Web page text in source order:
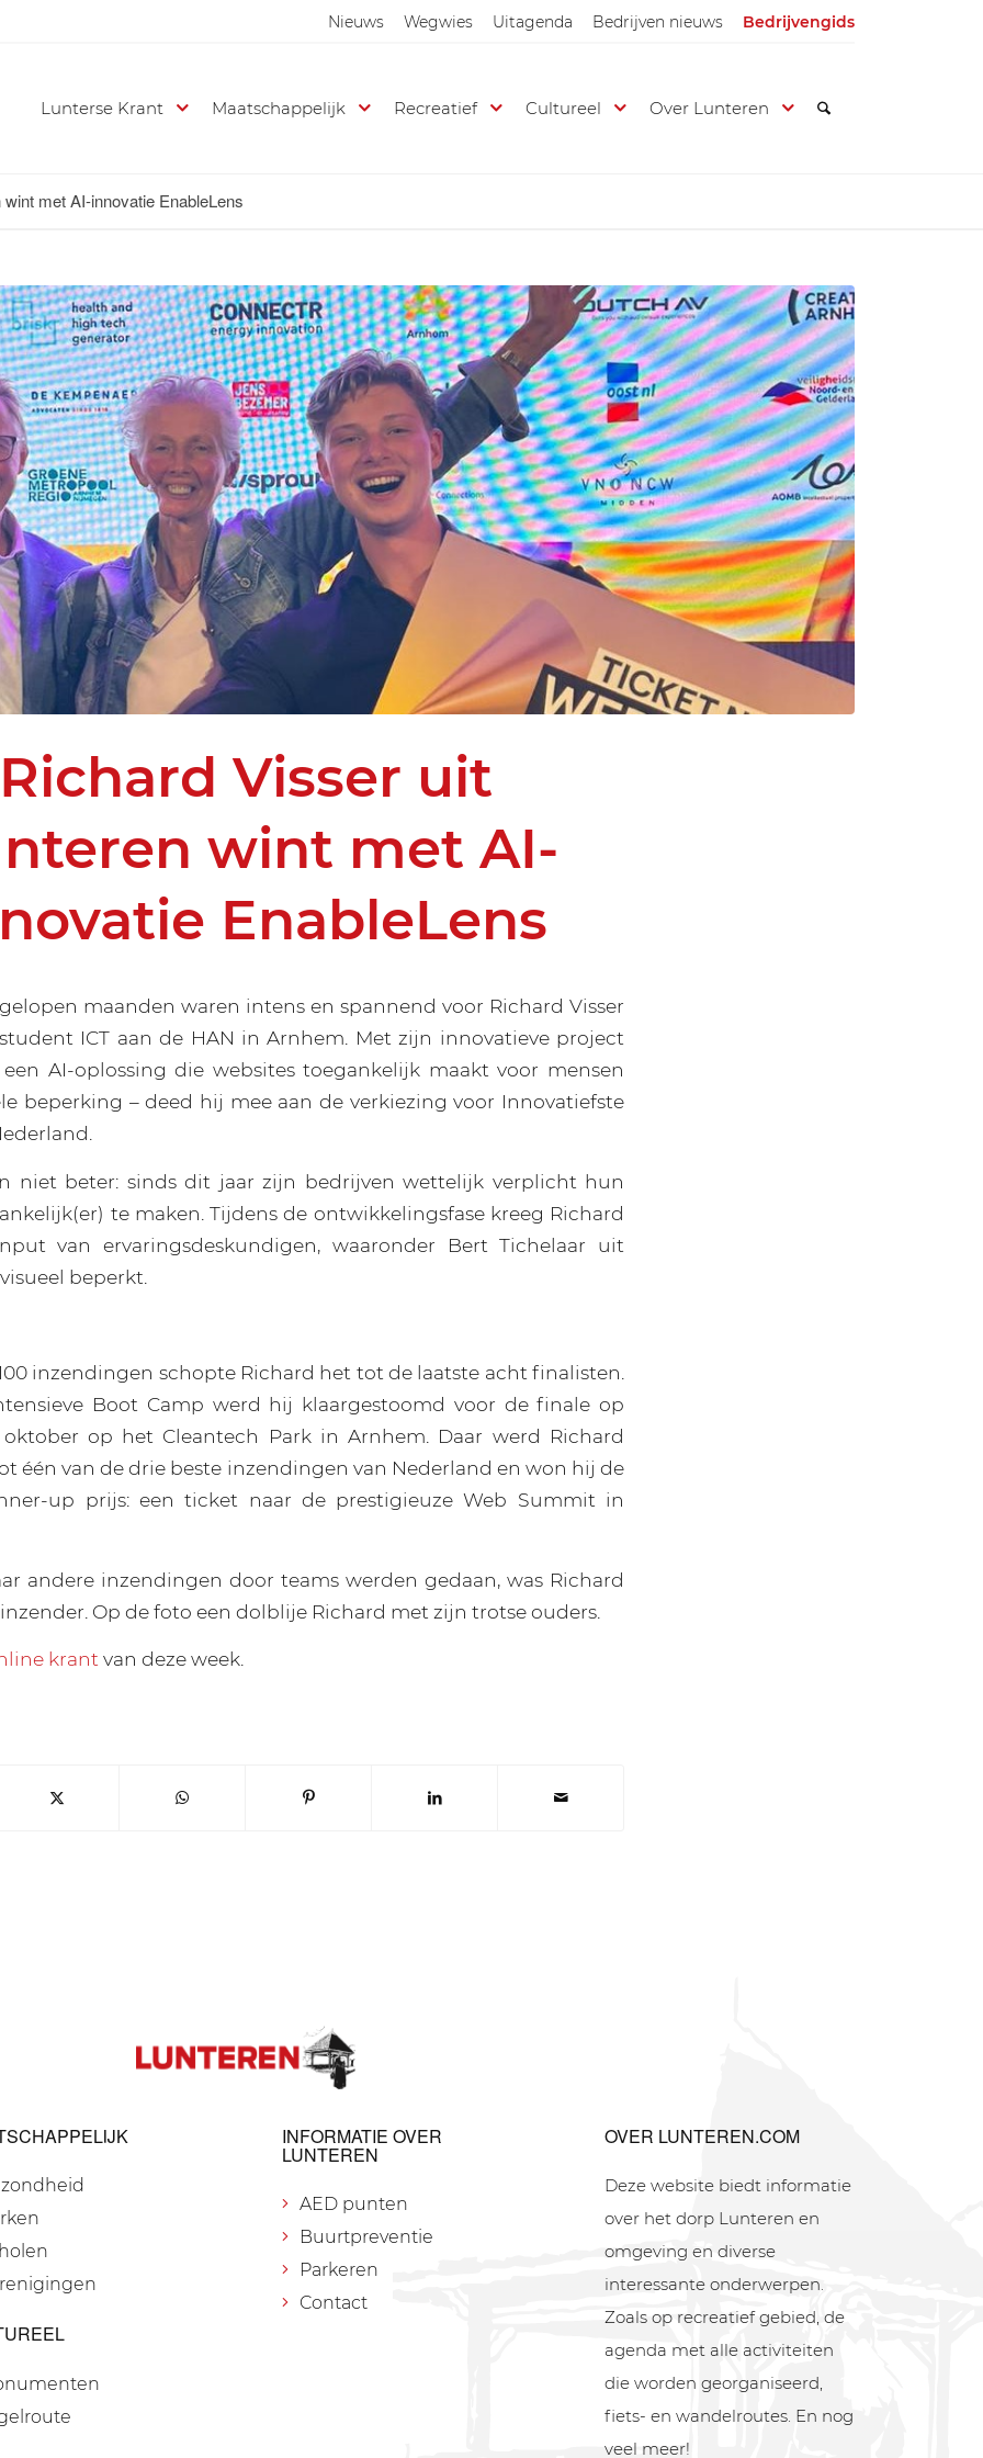
Nieuws Wegwies Uitagenda Bedrijven nieuws Bedrijvengids
Lunterse Krant Maatschappelijk Recreatief Cultureel Over Lunteren
met AI-innovatie EnableLens
Richard Visser uit
wint met AI-
EnableLens
maanden waren intens en spannend voor Richard Visser
ICT aan de HAN in Arnhem. Met zijn innovatieve project
een AI-oplossing die websites toegankelijk maakt voor mensen
beperking – deed hij mee aan de verkiezing voor Innovatiefste
niet beter: sinds dit jaar zijn bedrijven wettelijk verplicht hun
te maken. Tijdens de ontwikkelingsfase kreeg Richard
van ervaringsdeskundigen, waaronder Bert Tichelaar uit
beperkt.
inzendingen schopte Richard het tot de laatste acht finalisten.
Boot Camp werd hij klaargestoomd voor de finale op
op het Cleantech Park in Arnhem. Daar werd Richard
één van de drie beste inzendingen van Nederland en won hij de
up prijs: een ticket naar de prestigieuze Web Summit in
andere inzendingen door teams werden gedaan, was Richard
Op de foto een dolblije Richard met zijn trotse ouders.
krant van deze week.
INFORMATIE OVER
LUNTEREN
AED punten
Buurtpreventie
Parkeren
Contact
OVER LUNTEREN.COM
Deze website biedt informatie
over het dorp Lunteren en
omgeving en diverse
interessante onderwerpen.
Zoals op recreatief gebied, de
agenda met alle activiteiten
die worden georganiseerd,
fiets- en wandelroutes. En nog
veel meer!